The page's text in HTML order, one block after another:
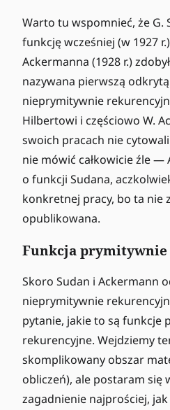
Warto tu wspomnieć, że G.
funkcję wcześniej (w 1927
Ackermanna (1928 r.)
nazywana pierwszą
nieprymitywnie
Hilbertowi i częściowo W.
swoich pracach nie
nie mówić całkowicie źle —
o funkcji Sudana,
konkretnej pracy, bo ta nie
opublikowana.
Funkcja
Skoro Sudan i Ackermann
nieprymitywnie
pytanie, jakie to są funkcje
rekurencyjne. Wejdziemy
skomplikowany obszar
obliczeń), ale postaram się
zagadnienie najprościej,